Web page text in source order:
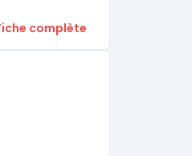
complète